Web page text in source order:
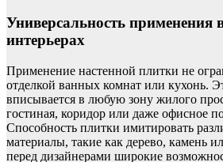
Универсальность применения
интерьерах
Применение настенной плитки не
отделкой ванных комнат или кухонь.
вписывается в любую зону жилого
гостиная, коридор или даже офисное
Способность плитки имитировать
материалы, такие как дерево, камень
перед дизайнерами широкие